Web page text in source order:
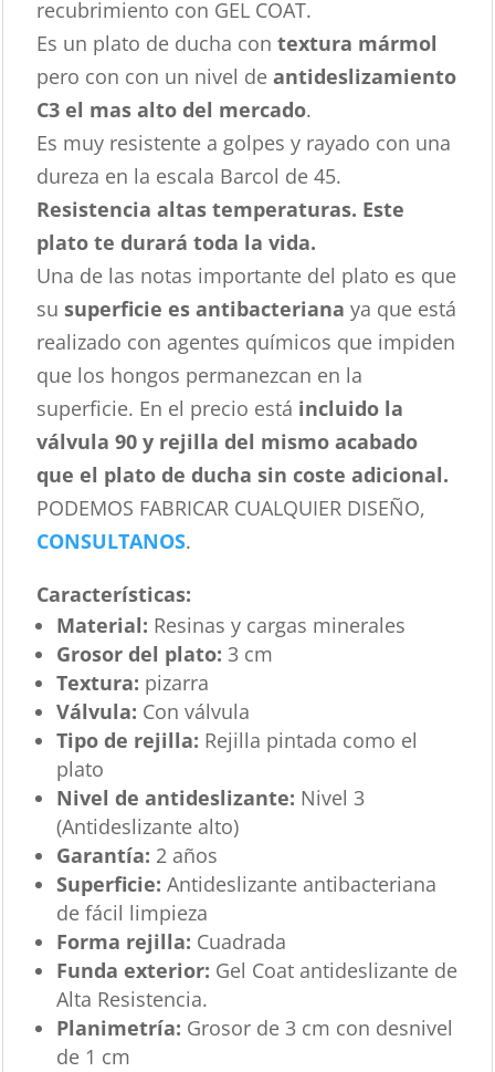
recubrimiento con GEL COAT.
Es un plato de ducha con textura mármol
pero con con un nivel deantideslizamiento
C3 el mas alto del mercado.
Es muy resistente a golpes y rayado con una
dureza en la escala Barcol de 45.
Resistencia altas temperaturas. Este
plato te durará toda la vida.
Una de las notas importante del plato es que
susuperficie es antibacterianaya que está
realizado con agentes químicos que impiden
que los hongos permanezcan en la
superficie. En el precio está incluido la
válvula 90 y rejilla del mismo acabado
que el plato de ducha sin coste adicional.
PODEMOS FABRICAR CUALQUIER DISEÑO,
CONSULTANOS.
Características:
Material: Resinas y cargas minerales
Grosor del plato: 3 cm
Textura: pizarra
Válvula: Con válvula
Tipo de rejilla: Rejilla pintada como el
plato
Nivel de antideslizante: Nivel 3
(Antideslizante alto)
Garantía: 2 años
Superficie: Antideslizante antibacteriana
de fácil limpieza
Forma rejilla: Cuadrada
Funda exterior: Gel Coat antideslizante de
Alta Resistencia.
Planimetría: Grosor de 3 cm con desnivel
de 1 cm